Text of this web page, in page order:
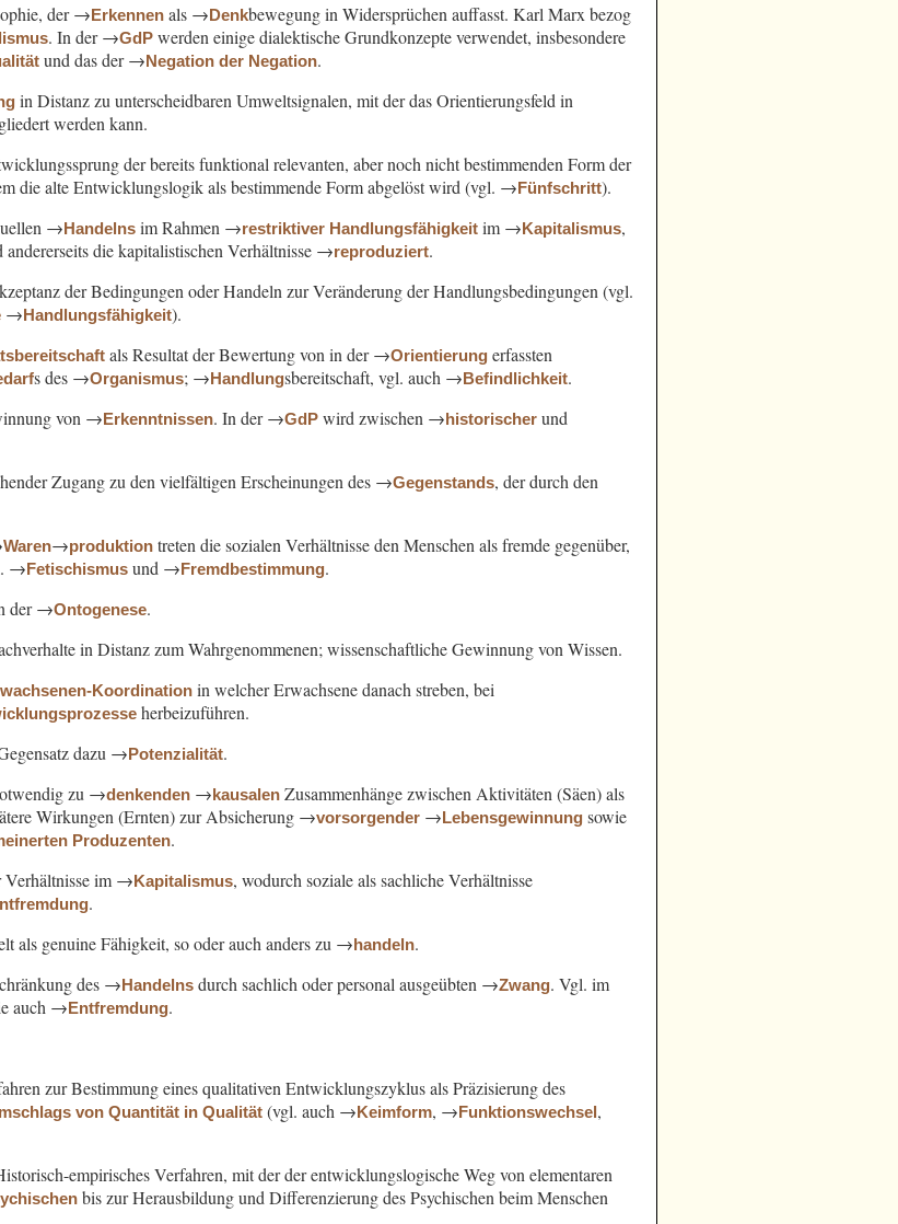
der →Erkennen als →Denkbewegung in Widersprüchen auffasst. Karl Marx bezog
. In der →GdP werden einige dialektische Grundkonzepte verwendet, insbesondere
und das der →Negation der Negation.
in Distanz zu unterscheidbaren Umweltsignalen, mit der das Orientierungsfeld in
werden kann.
der bereits funktional relevanten, aber noch nicht bestimmenden Form der
die alte Entwicklungslogik als bestimmende Form abgelöst wird (vgl. →Fünfschritt).
→Handelns im Rahmen →restriktiver Handlungsfähigkeit im →Kapitalismus,
andererseits die kapitalistischen Verhältnisse →reproduziert.
der Bedingungen oder Handeln zur Veränderung der Handlungsbedingungen (vgl.
→Handlungsfähigkeit).
als Resultat der Bewertung von in der →Orientierung erfassten
s des →Organismus; →Handlungsbereitschaft, vgl. auch →Befindlichkeit.
von →Erkenntnissen. In der →GdP wird zwischen →historischer und
Zugang zu den vielfältigen Erscheinungen des →Gegenstands, der durch den
Waren→produktion treten die sozialen Verhältnisse den Menschen als fremde gegenüber,
→Fetischismus und →Fremdbestimmung.
der →Ontogenese.
in Distanz zum Wahrgenommenen; wissenschaftliche Gewinnung von Wissen.
Koordination in welcher Erwachsene danach streben, bei
herbeizuführen.
dazu →Potenzialität.
zu →denkenden →kausalen Zusammenhänge zwischen Aktivitäten (Säen) als
Wirkungen (Ernten) zur Absicherung →vorsorgender →Lebensgewinnung sowie
Produzenten.
Verhältnisse im →Kapitalismus, wodurch soziale als sachliche Verhältnisse
.
als genuine Fähigkeit, so oder auch anders zu →handeln.
des →Handelns durch sachlich oder personal ausgeübten →Zwang. Vgl. im
auch →Entfremdung.
zur Bestimmung eines qualitativen Entwicklungszyklus als Präzisierung des
von Quantität in Qualität (vgl. auch →Keimform, →Funktionswechsel,
empirisches Verfahren, mit der der entwicklungslogische Weg von elementaren
bis zur Herausbildung und Differenzierung des Psychischen beim Menschen